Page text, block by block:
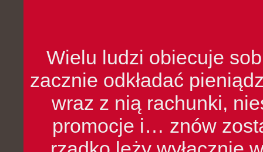
Wielu ludzi obiecuje
zacznie odkładać
wraz z nią rachunki,
promocje i… znów